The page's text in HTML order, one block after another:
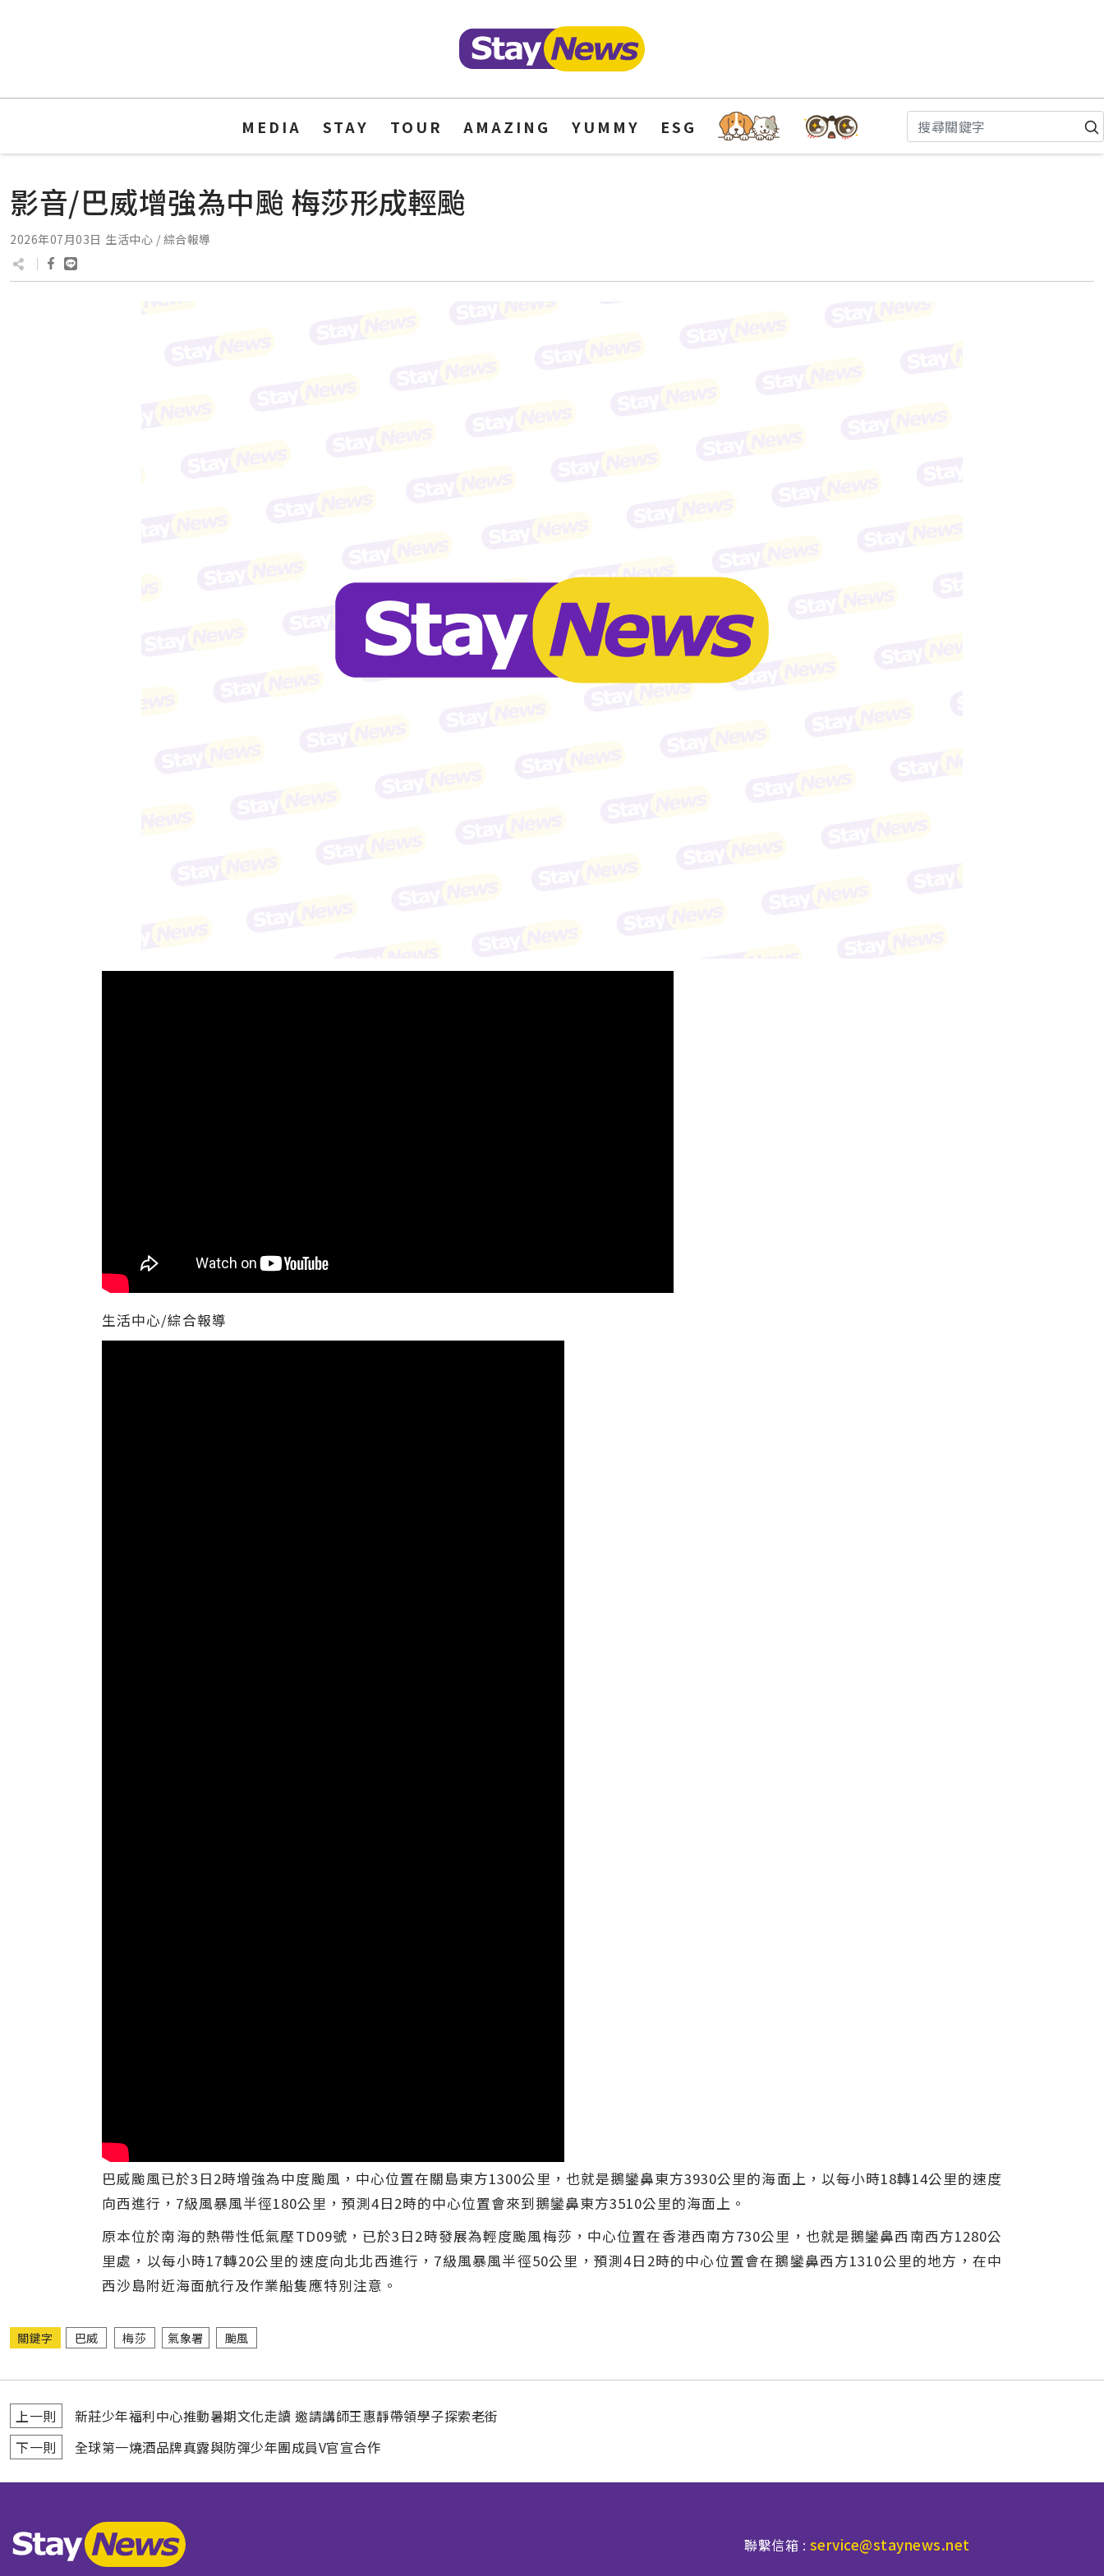
MEDIA STAY TOUR AMAZING YUMMY ESG
影音/巴威增強為中颱 梅莎形成輕颱
2026年07月03日 生活中心 / 綜合報導
生活中心/綜合報導
巴威颱風已於3日2時增強為中度颱風，中心位置在關島東方1300公里，也就是鵝鑾鼻東方3930公里的海面上，以每小時18轉14公里的速度
向西進行，7級風暴風半徑180公里，預測4日2時的中心位置會來到鵝鑾鼻東方3510公里的海面上。
原本位於南海的熱帶性低氣壓TD09號，已於3日2時發展為輕度颱風梅莎，中心位置在香港西南方730公里，也就是鵝鑾鼻西南西方1280公
里處，以每小時17轉20公里的速度向北北西進行，7級風暴風半徑50公里，預測4日2時的中心位置會在鵝鑾鼻西方1310公里的地方，在中
西沙島附近海面航行及作業船隻應特別注意。
關鍵字 巴威 梅莎 氣象署 颱風
上一則
新莊少年福利中心推動暑期文化走讀 邀請講師王惠靜帶領學子探索老街
下一則
全球第一燒酒品牌真露與防彈少年團成員V官宣合作
聯繫信箱 : service@staynews.net